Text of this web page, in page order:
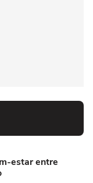
estar entre